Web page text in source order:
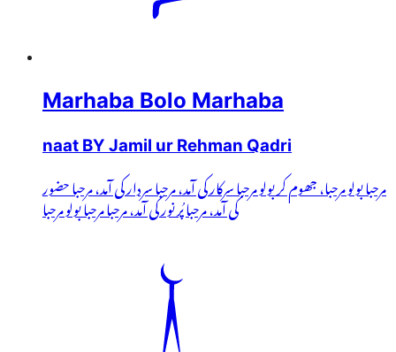
Marhaba Bolo Marhaba
naat BY Jamil ur Rehman Qadri
مرحبا بولو مرحبا، جھوم کر بولو مرحبا سرکار کی آمد، مرحبا سردار کی آمد، مرحبا حضور
کی آمد، مرحبا پُر نور کی آمد، مرحبا مرحبا بولو مرحبا